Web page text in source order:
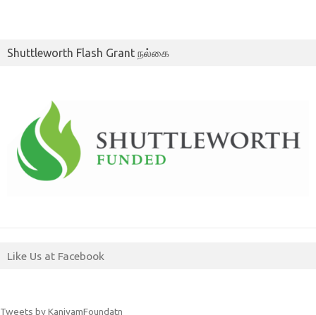
Shuttleworth Flash Grant நல்கை
Like Us at Facebook
Tweets by KaniyamFoundatn